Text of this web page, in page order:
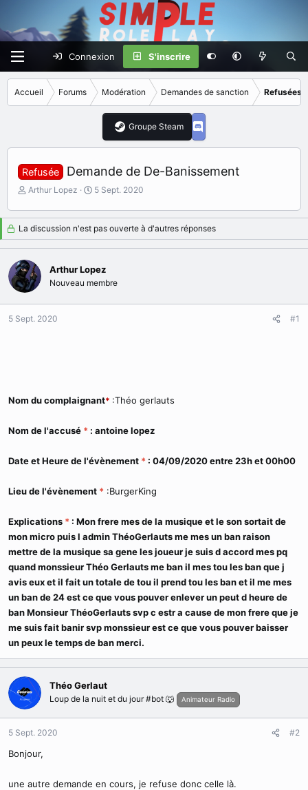
Connexion S'inscrire
Accueil Forums Modération Demandes de sanction Refusées
Groupe Steam
Refusée Demande de De-Banissement
I
i
i
a
t
e
u
c
s
o
Arthur Lopez
D
t
e
d
e
é
b
5 Sept. 2020
La discussion n'est pas ouverte à d'autres réponses
Arthur Lopez
Nouveau membre
5 Sept. 2020 #1
Nom du complaignant* :Théo gerlauts
Nom de l'accusé * : antoine lopez
Date et Heure de l'évènement * : 04/09/2020 entre 23h et 00h00
Lieu de l'évènement * :BurgerKing
Explications * : Mon frere mes de la musique et le son sortait de
mon micro puis l admin ThéoGerlauts me mes un ban raison
mettre de la musique sa gene les joueur je suis d accord mes pq
quand monssieur Théo Gerlauts me ban il mes tou les ban que j
avis eux et il fait un totale de tou il prend tou les ban et il me mes
un ban de 24 est ce que vous pouver enlever un peut d heure de
ban Monsieur ThéoGerlauts svp c estr a cause de mon frere que je
me suis fait banir svp monssieur est ce que vous pouver baisser
un peux le temps de ban merci.
Théo Gerlaut
Loup de la nuit et du jour #bot 🐺 Animateur Radio
5 Sept. 2020 #2
Bonjour,
une autre demande en cours, je refuse donc celle là.